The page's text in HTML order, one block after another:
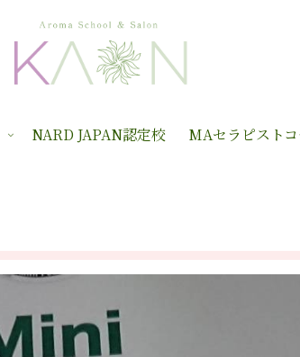
NARD JAPAN認定校 MAセラピストコ